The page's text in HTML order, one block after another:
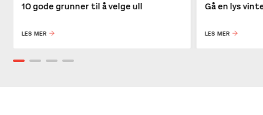
10 gode grunner til å velge ull
LES MER
Gå en lys
LES MER